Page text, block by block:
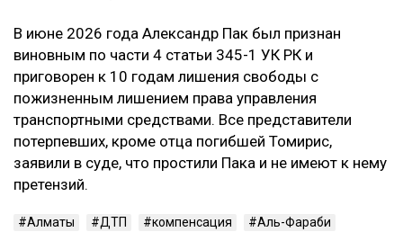
В июне 2026 года Александр Пак был признан
виновным по части 4 статьи 345-1 УК РК и
приговорен к 10 годам лишения свободы с
пожизненным лишением права управления
транспортными средствами. Все представители
потерпевших, кроме отца погибшей Томирис,
заявили в суде, что простили Пака и не имеют к нему
претензий.
Алматы ДТП компенсация Аль-Фараби